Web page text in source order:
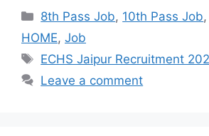
Categories
8th Pass Job, 10th Pass Job,
HOME, Job
Tags
ECHS Jaipur Recruitment
Leave a comment